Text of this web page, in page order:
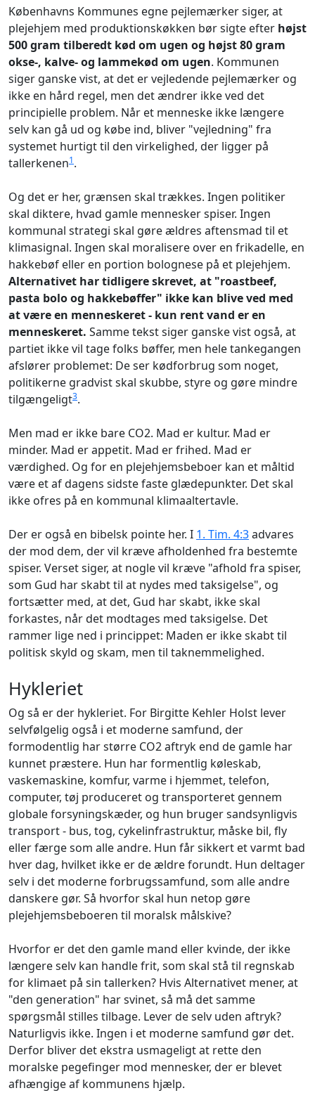
Københavns Kommunes egne pejlemærker siger, at
plejehjem med produktionskøkken bør sigte efter højst
500 gram tilberedt kød om ugen og højst 80 gram
okse-, kalve- og lammekød om ugen. Kommunen
siger ganske vist, at det er vejledende pejlemærker og
ikke en hård regel, men det ændrer ikke ved det
principielle problem. Når et menneske ikke længere
selv kan gå ud og købe ind, bliver "vejledning" fra
systemet hurtigt til den virkelighed, der ligger på
tallerkenen1.
Og det er her, grænsen skal trækkes. Ingen politiker
skal diktere, hvad gamle mennesker spiser. Ingen
kommunal strategi skal gøre ældres aftensmad til et
klimasignal. Ingen skal moralisere over en frikadelle, en
hakkebøf eller en portion bolognese på et plejehjem.
Alternativet har tidligere skrevet, at "roastbeef,
pasta bolo og hakkebøffer" ikke kan blive ved med
at være en menneskeret - kun rent vand er en
menneskeret. Samme tekst siger ganske vist også, at
partiet ikke vil tage folks bøffer, men hele tankegangen
afslører problemet: De ser kødforbrug som noget,
politikerne gradvist skal skubbe, styre og gøre mindre
tilgængeligt3.
Men mad er ikke bare CO2. Mad er kultur. Mad er
minder. Mad er appetit. Mad er frihed. Mad er
værdighed. Og for en plejehjemsbeboer kan et måltid
være et af dagens sidste faste glædepunkter. Det skal
ikke ofres på en kommunal klimaaltertavle.
Der er også en bibelsk pointe her. I 1. Tim. 4:3advares
der mod dem, der vil kræve afholdenhed fra bestemte
spiser. Verset siger, at nogle vil kræve "afhold fra spiser,
som Gud har skabt til at nydes med taksigelse", og
fortsætter med, at det, Gud har skabt, ikke skal
forkastes, når det modtages med taksigelse. Det
rammer lige ned i princippet: Maden er ikke skabt til
politisk skyld og skam, men til taknemmelighed.
Hykleriet
Og så er der hykleriet. For Birgitte Kehler Holst lever
selvfølgelig også i et moderne samfund, der
formodentlig har større CO2 aftryk end de gamle har
kunnet præstere. Hun har formentlig køleskab,
vaskemaskine, komfur, varme i hjemmet, telefon,
computer, tøj produceret og transporteret gennem
globale forsyningskæder, og hun bruger sandsynligvis
transport - bus, tog, cykelinfrastruktur, måske bil, fly
eller færge som alle andre. Hun får sikkert et varmt bad
hver dag, hvilket ikke er de ældre forundt. Hun deltager
selv i det moderne forbrugssamfund, som alle andre
danskere gør. Så hvorfor skal hun netop gøre
plejehjemsbeboeren til moralsk målskive?
Hvorfor er det den gamle mand eller kvinde, der ikke
længere selv kan handle frit, som skal stå til regnskab
for klimaet på sin tallerken? Hvis Alternativet mener, at
"den generation" har svinet, så må det samme
spørgsmål stilles tilbage. Lever de selv uden aftryk?
Naturligvis ikke. Ingen i et moderne samfund gør det.
Derfor bliver det ekstra usmageligt at rette den
moralske pegefinger mod mennesker, der er blevet
afhængige af kommunens hjælp.